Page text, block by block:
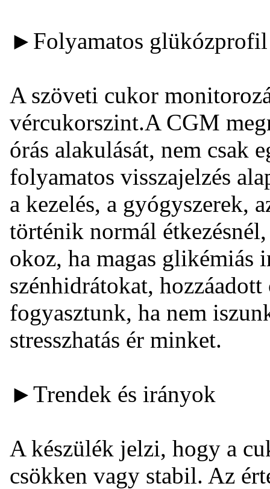
►Folyamatos glükózprofil
A szöveti cukor
vércukorszint.A CGM
órás alakulását, nem csak
folyamatos visszajelzés
a kezelés, a gyógyszerek,
történik normál
okoz, ha magas
szénhidrátokat,
fogyasztunk, ha nem
stresszhatás ér minket.
►Trendek és irányok
A készülék jelzi, hogy a
csökken vagy stabil. Az